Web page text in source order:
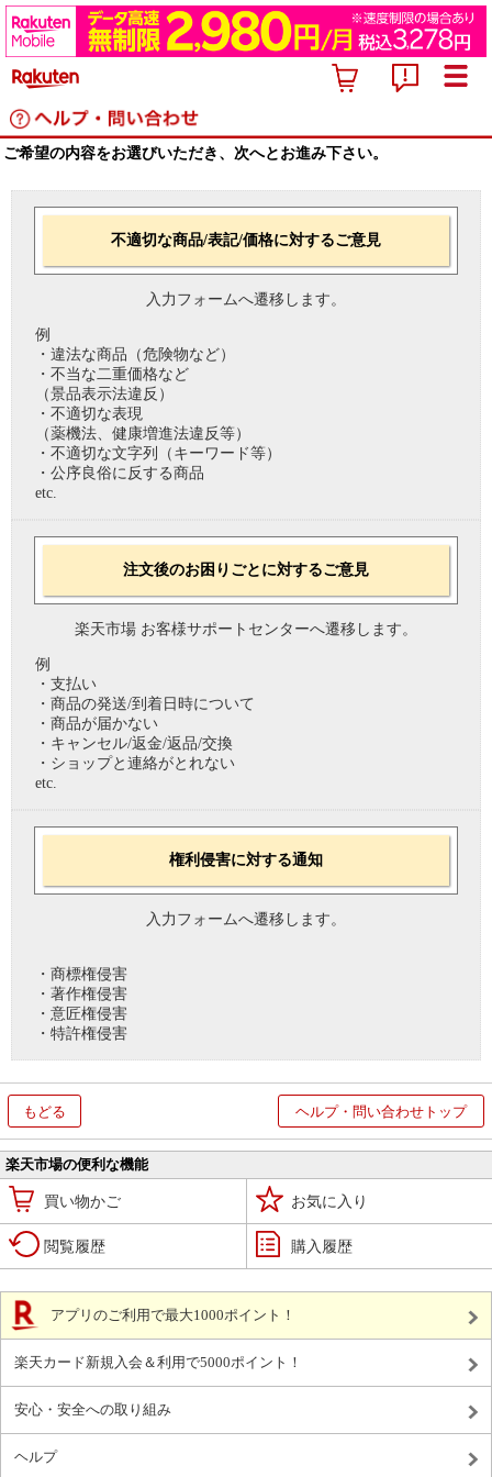
ご希望の内容をお選びいただき、次へとお進み下さい。
不適切な商品/表記/価格に対するご意見
入力フォームへ遷移します。
例
・違法な商品（危険物など）
・不当な二重価格など
（景品表示法違反）
・不適切な表現
（薬機法、健康増進法違反等）
・不適切な文字列（キーワード等）
・公序良俗に反する商品
etc.
注文後のお困りごとに対するご意見
楽天市場 お客様サポートセンターへ遷移します。
例
・支払い
・商品の発送/到着日時について
・商品が届かない
・キャンセル/返金/返品/交換
・ショップと連絡がとれない
etc.
権利侵害に対する通知
入力フォームへ遷移します。
・商標権侵害
・著作権侵害
・意匠権侵害
・特許権侵害
もどる ヘルプ・問い合わせトップ
楽天市場の便利な機能
買い物かご お気に入り
閲覧履歴 購入履歴
アプリのご利用で最大1000ポイント！
楽天カード新規入会＆利用で5000ポイント！
安心・安全への取り組み
ヘルプ